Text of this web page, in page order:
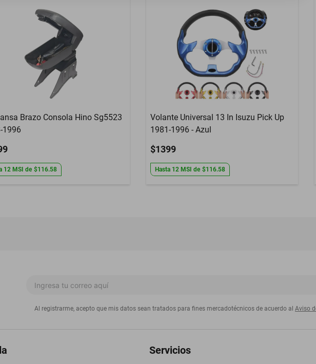
Brazo Consola Hino Sg5523
1996
12 MSI de $116.58
Volante Universal 13 In Isuzu Pick Up
1981-1996 - Azul
$1399
Hasta 12 MSI de $116.58
Al registrarme, acepto que mis datos sean tratados para fines mercadotécnicos de acuerdo al Aviso
Servicios